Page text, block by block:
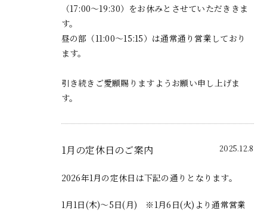
（17:00～19:30）をお休みとさせていただききま
す。
昼の部（11:00～15:15）は通常通り営業しており
ます。
引き続きご愛願賜りますようお願い申し上げま
す。
2025.12.8
1月の定休日のご案内
2026年1月の定休日は下記の通りとなります。
1月1日(木)〜5日(月) ※1月6日(火)より通常営業